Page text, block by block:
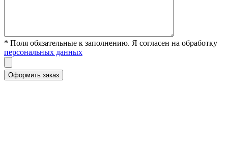
* Поля обязательные к заполнению. Я согласен на обработку
персональных данных